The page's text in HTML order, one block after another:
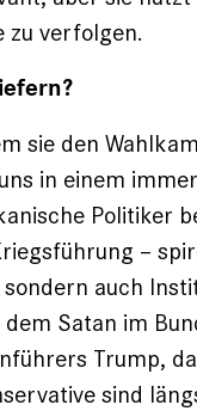
zu verfolgen.
sie den
in einem
Politiker
–
auch
Satan im
Trump,
sind